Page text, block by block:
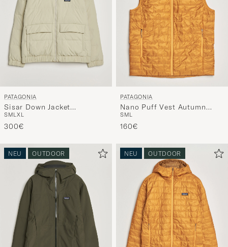
PATAGONIA
Sisar Down Jacket
Weathered Stone
SMLXL
300€
PATAGONIA
Nano Puff Vest Autumn
Orange
SML
160€
NEU OUTDOOR NEU OUTDOOR